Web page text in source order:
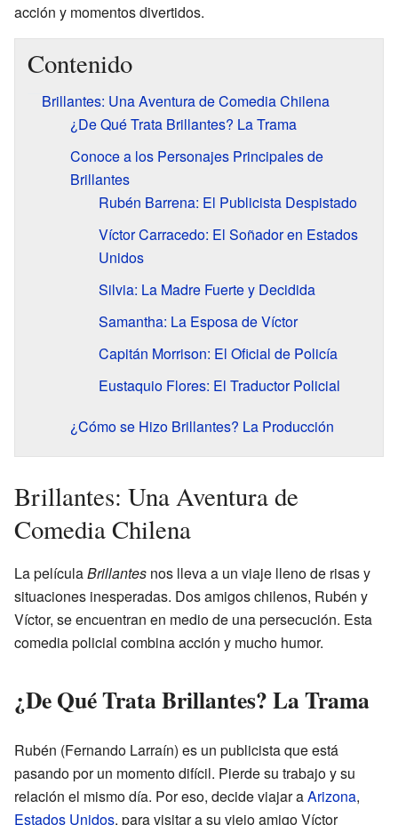
acción y momentos divertidos.
Contenido
Brillantes: Una Aventura de Comedia Chilena
¿De Qué Trata Brillantes? La Trama
Conoce a los Personajes Principales de
Brillantes
Rubén Barrena: El Publicista Despistado
Víctor Carracedo: El Soñador en Estados
Unidos
Silvia: La Madre Fuerte y Decidida
Samantha: La Esposa de Víctor
Capitán Morrison: El Oficial de Policía
Eustaquio Flores: El Traductor Policial
¿Cómo se Hizo Brillantes? La Producción
Brillantes: Una Aventura de
Comedia Chilena
La películaBrillantes nos lleva a un viaje lleno de risas y
situaciones inesperadas. Dos amigos chilenos, Rubén y
Víctor, se encuentran en medio de una persecución. Esta
comedia policial combina acción y mucho humor.
¿De Qué Trata Brillantes? La Trama
Rubén (Fernando Larraín) es un publicista que está
pasando por un momento difícil. Pierde su trabajo y su
relación el mismo día. Por eso, decide viajar aArizona,
Estados Unidos, para visitar a su viejo amigo Víctor